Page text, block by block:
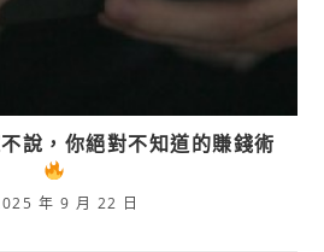
說，你絕對不知道的賺錢術
年 9 月 22 日